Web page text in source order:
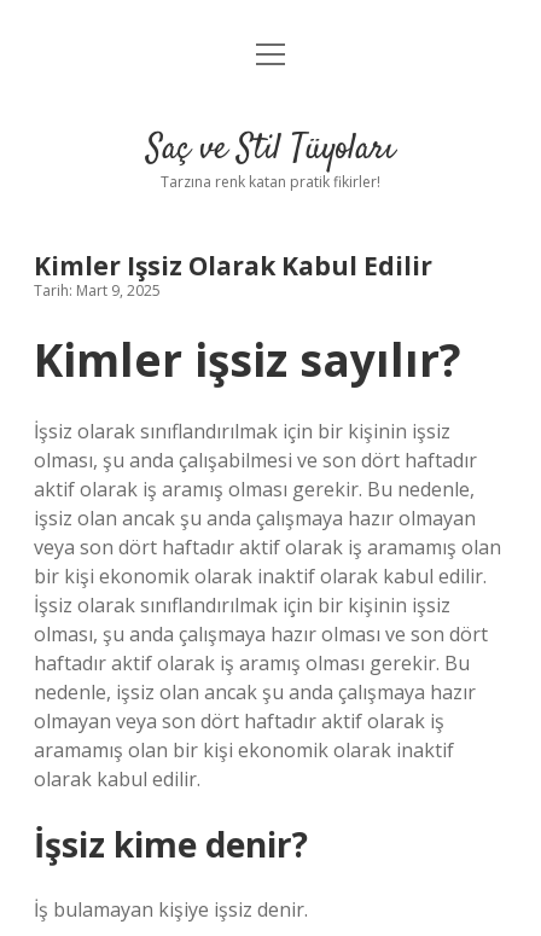
Anasayfa
Yasal Uyarı
menüyü
Saç ve Stil Tüyoları
Tarzına renk katan pratik fikirler!
Kimler Işsiz Olarak Kabul Edilir
Tarih: Mart 9, 2025
Kimler işsiz sayılır?
İşsiz olarak sınıflandırılmak için bir kişinin işsiz
olması, şu anda çalışabilmesi ve son dört haftadır
aktif olarak iş aramış olması gerekir. Bu nedenle,
işsiz olan ancak şu anda çalışmaya hazır olmayan
veya son dört haftadır aktif olarak iş aramamış olan
bir kişi ekonomik olarak inaktif olarak kabul edilir.
İşsiz olarak sınıflandırılmak için bir kişinin işsiz
olması, şu anda çalışmaya hazır olması ve son dört
haftadır aktif olarak iş aramış olması gerekir. Bu
nedenle, işsiz olan ancak şu anda çalışmaya hazır
olmayan veya son dört haftadır aktif olarak iş
aramamış olan bir kişi ekonomik olarak inaktif
olarak kabul edilir.
İşsiz kime denir?
İş bulamayan kişiye işsiz denir.